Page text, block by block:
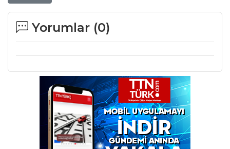
Yorumlar (0)